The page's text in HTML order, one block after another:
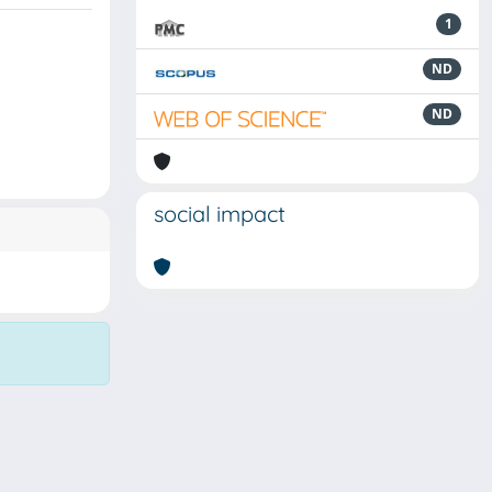
1
ND
ND
social impact